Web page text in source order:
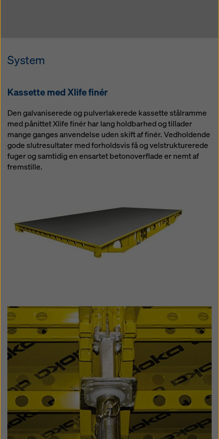
System
Kassette med Xlife finér
Den galvaniserede og pulverlakerede kassette stålramme
med pånittet Xlife finér har lang holdbarhed og tillader
mange ganges anvendelse uden skift af finér. Vedholdende
gode slutresultater med forholdsvis få og velstrukturerede
fuger og samtidig en ensartet betonoverflade er nemt af
fremstille.